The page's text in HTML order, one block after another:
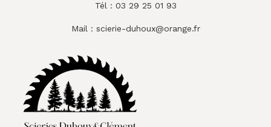
Tél : 03 29 25 01 93
Mail : scierie-duhoux@orange.fr